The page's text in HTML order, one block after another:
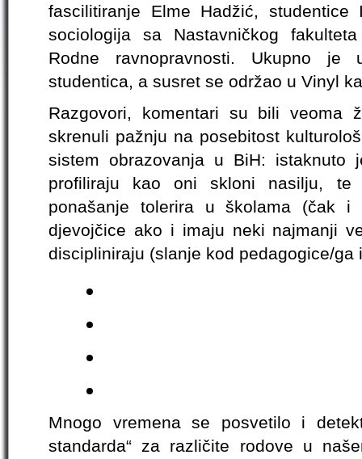
fascilitiranje Elme Hadžić,
sociologija sa Nastavničkog
Rodne ravnopravnosti. Ukupno je
studentica, a susret se održao u Vinyl
Razgovori, komentari su bili veoma
skrenuli pažnju na posebitost
sistem obrazovanja u BiH:
profiliraju kao oni skloni nasilju,
ponašanje tolerira u školama (čak i
djevojčice ako i imaju neki najmanji
discipliniraju (slanje kod pedagogice/ga
Mnogo vremena se posvetilo i
standarda“ za različite rodove u